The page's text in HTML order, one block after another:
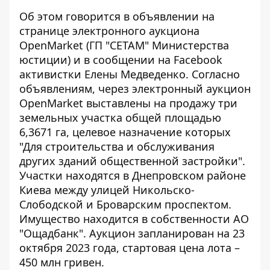
Об этом говорится в объявлении на
странице электронного аукциона
OpenMarket (ГП "СЕТАМ" Министерства
юстиции) и в сообщении на Facebook
активистки Елены Медведенко. Согласно
объявлениям, через электронный аукцион
OpenMarket выставлены на продажу три
земельных участка общей площадью
6,3671 га, целевое назначение которых
"Для строительства и обслуживания
других зданий общественной застройки".
Участки находятся в Днепровском районе
Киева между улицей Никольско-
Слободской и Броварским проспектом.
Имущество находится в собственности АО
"Ощадбанк". Аукцион запланирован на 23
октября 2023 года, стартовая цена лота –
450 млн гривен.